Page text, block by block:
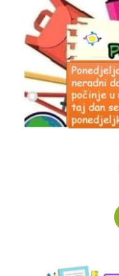
Oglasna ploča
Aktivnosti